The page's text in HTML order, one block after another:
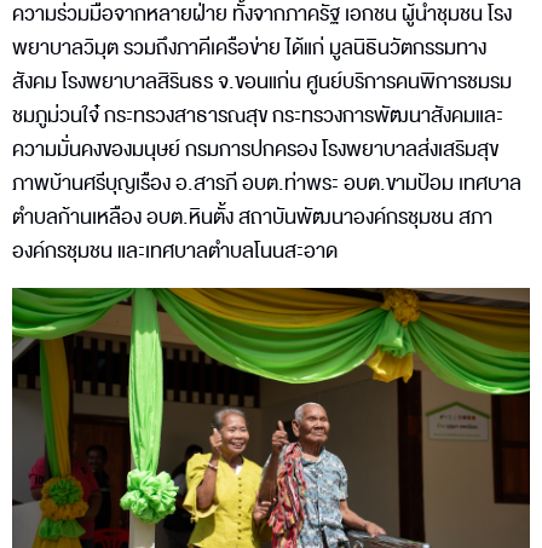
ความร่วมมือจากหลายฝ่าย ทั้งจากภาครัฐ เอกชน ผู้นำชุมชน โรง
พยาบาลวิมุต รวมถึงภาคีเครือข่าย ได้แก่ มูลนิธินวัตกรรมทาง
สังคม โรงพยาบาลสิรินธร จ.ขอนแก่น ศูนย์บริการคนพิการชมรม
ชมภูม่วนใจ๋ กระทรวงสาธารณสุข กระทรวงการพัฒนาสังคมและ
ความมั่นคงของมนุษย์ กรมการปกครอง โรงพยาบาลส่งเสริมสุข
ภาพบ้านศรีบุญเรือง อ.สารภี อบต.ท่าพระ อบต.ขามป้อม เทศบาล
ตำบลก้านเหลือง อบต.หินตั้ง สถาบันพัฒนาองค์กรชุมชน สภา
องค์กรชุมชน และเทศบาลตำบลโนนสะอาด